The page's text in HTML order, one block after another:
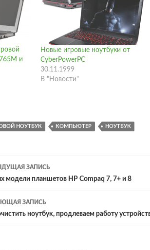
и
Новые игровые ноутбуки от
CyberPowerPC
30.11.1999
В "Новости"
НОУТБУК КОМПЬЮТЕР НОУТБУК
ЗАПИСЬ
модели планшетов HP Compaq 7, 7+ и 8
ЗАПИСЬ
ноутбук, продлеваем работу